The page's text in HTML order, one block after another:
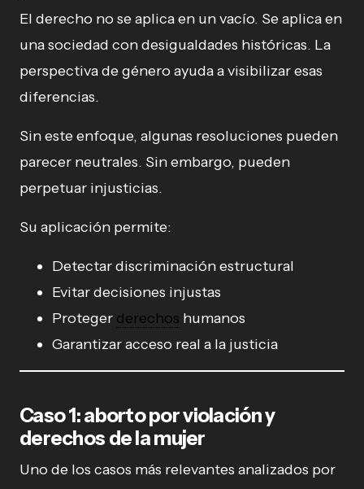
El derecho no se aplica en un vacío. Se aplica en
una sociedad con desigualdades históricas. La
perspectiva de género ayuda a visibilizar esas
diferencias.
Sin este enfoque, algunas resoluciones pueden
parecer neutrales. Sin embargo, pueden
perpetuar injusticias.
Su aplicación permite:
Detectar discriminación estructural
Evitar decisiones injustas
Proteger derechos humanos
Garantizar acceso real a la justicia
Caso 1: aborto por violación y
derechos de la mujer
Uno de los casos más relevantes analizados por